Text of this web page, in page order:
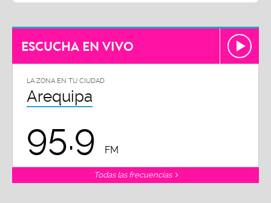
ESCUCHA EN VIVO
LA ZONA EN TU CIUDAD
Arequipa
95.9 FM
Todas las frecuencias